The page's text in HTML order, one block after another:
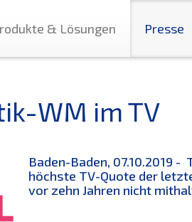
& Lösungen Presse
WM im TV
Baden-Baden, 07.10.2019
höchste TV-Quote der
vor zehn Jahren nicht